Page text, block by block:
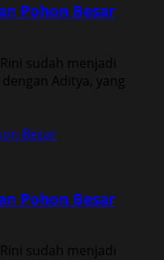
Pohon Besar
sudah menjadi
Aditya, yang
Besar
Pohon Besar
sudah menjadi